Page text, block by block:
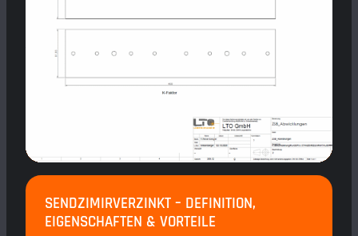
SENDZIMIRVERZINKT – DEFINITION,
EIGENSCHAFTEN & VORTEILE